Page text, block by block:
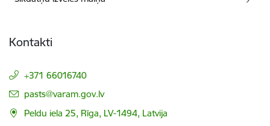
Kontakti
+371 66016740
E-pasts:
pasts@varam.gov.lv
Peldu iela 25, Rīga, LV-1494, Latvija